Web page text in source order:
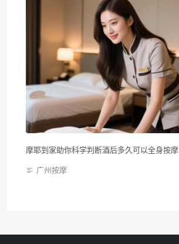
摩耶到家助你科学判断酒后多久可以全身按摩
广州按摩